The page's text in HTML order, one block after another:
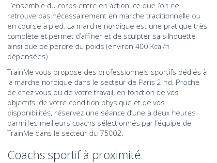
L’ensemble du corps entre en action, ce que l’on ne
retrouve pas nécessairement en marche traditionnelle ou
en course à pied. La marche nordique est une pratique très
complète et permet d’affiner et de sculpter sa silhouette
ainsi que de perdre du poids (environ 400 Kcal/h
dépensées).
TrainMe vous propose des professionnels sportifs dédiés à
la marche nordique dans le secteur de Paris 2 nd. Proche
de chez vous ou de votre travail, en fonction de vos
objectifs, de votre condition physique et de vos
disponibilités, réservez une séance d’une à deux heures
parmi les meilleurs coachs sélectionnés par l’équipe de
TrainMe dans le secteur du 75002.
Coachs sportif à proximité